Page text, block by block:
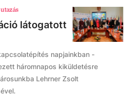
utazás
látogatott
napjainkban -
háromnapos kiküldetésre
Lehrner Zsolt